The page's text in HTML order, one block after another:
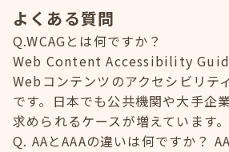
よくある質問
Q.WCAGとは何ですか？
Web Content Accessibility
Webコンテンツのアクセシビリテ
です。日本でも公共機関や大手企
求められるケースが増えています。
Q. AAとAAAの違いは何ですか？